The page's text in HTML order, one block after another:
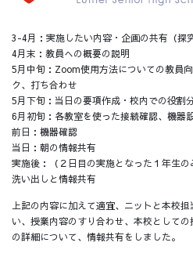
3-4月：実施したい内容・企画の共有（探
4月末：教員への概要の説明
5月中旬：Zoom使用方法についての教員
ク、打ち合わせ
5月下旬：当日の要項作成・校内での役割
6月初旬：各教室を使った接続確認、機器
前日：機器確認
当日：朝の情報共有
実施後：（２日目の実施となった１年生
洗い出しと情報共有
上記の内容に加えて適宜、ニットと本校
い、授業内容のすり合わせ、本校として
の詳細について、情報共有をしました。